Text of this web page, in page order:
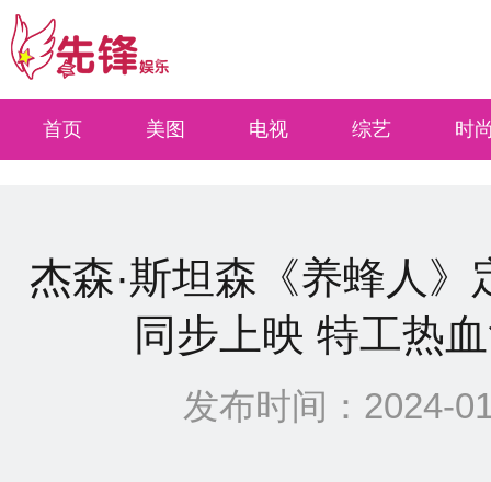
首页 美图 电视 综艺 时
杰森·斯坦森《养蜂人
同步上映 特工热
发布时间：2024-